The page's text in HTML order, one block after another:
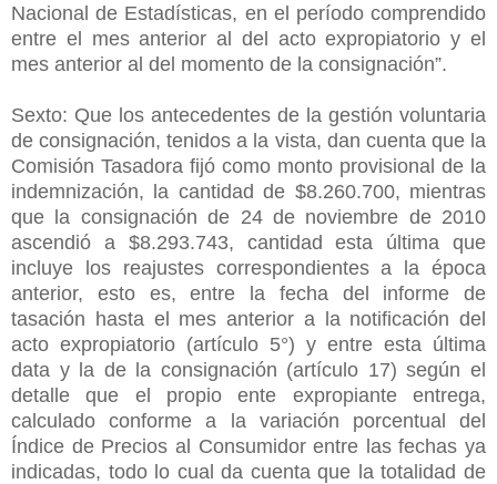
Nacional de Estadísticas, en el período comprendido
entre el mes anterior al del acto expropiatorio y el
mes anterior al del momento de la consignación”.
Sexto: Que los antecedentes de la gestión voluntaria
de consignación, tenidos a la vista, dan cuenta que la
Comisión Tasadora fijó como monto provisional de la
indemnización, la cantidad de $8.260.700, mientras
que la consignación de 24 de noviembre de 2010
ascendió a $8.293.743, cantidad esta última que
incluye los reajustes correspondientes a la época
anterior, esto es, entre la fecha del informe de
tasación hasta el mes anterior a la notificación del
acto expropiatorio (artículo 5°) y entre esta última
data y la de la consignación (artículo 17) según el
detalle que el propio ente expropiante entrega,
calculado conforme a la variación porcentual del
Índice de Precios al Consumidor entre las fechas ya
indicadas, todo lo cual da cuenta que la totalidad de